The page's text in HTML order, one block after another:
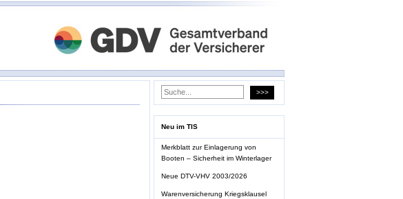
Neu im TIS
Merkblatt zur Einlagerung von
Booten – Sicherheit im Winterlager
Neue DTV-VHV 2003/2026
Warenversicherung Kriegsklausel